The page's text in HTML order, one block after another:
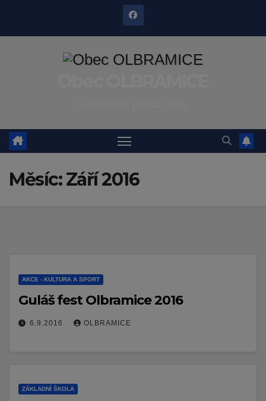
Měsíc:Září 2016
AKCE - KULTURA A SPORT
Guláš fest Olbramice 2016
6.9.2016 OLBRAMICE
ZÁKLADNÍ ŠKOLA